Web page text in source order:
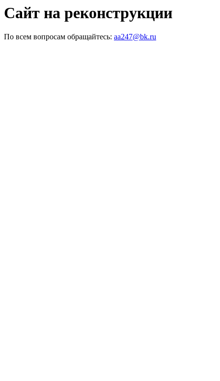
Сайт на реконструкции
По всем вопросам обращайтесь: aa247@bk.ru